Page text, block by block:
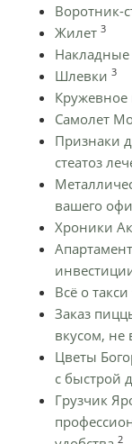
Воротник-
Жилет 3
Шлевки 3
Кружевное
Самолет
Признаки
стеатоз
вашего
Хроники
Всё о такси
Заказ
вкусом, не
Цветы
с быстрой
Грузчик
2